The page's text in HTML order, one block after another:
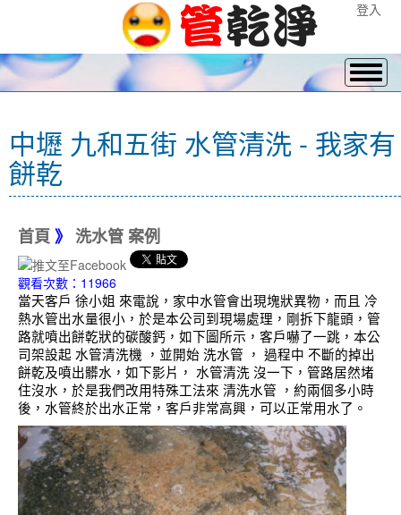
登入
中壢 九和五街 水管清洗 - 我家有
餅乾
首頁 》 洗水管 案例
觀看次數：11966
當天客戶 徐小姐 來電說，家中水管會出現塊狀異物，而且 冷
熱水管出水量很小，於是本公司到現場處理，剛拆下龍頭，管
路就噴出餅乾狀的碳酸鈣，如下圖所示，客戶嚇了一跳，本公
司架設起 水管清洗機 ，並開始 洗水管 ， 過程中 不斷的掉出
餅乾及噴出髒水，如下影片， 水管清洗 沒一下，管路居然堵
住沒水，於是我們改用特殊工法來 清洗水管 ，約兩個多小時
後，水管終於出水正常，客戶非常高興，可以正常用水了。